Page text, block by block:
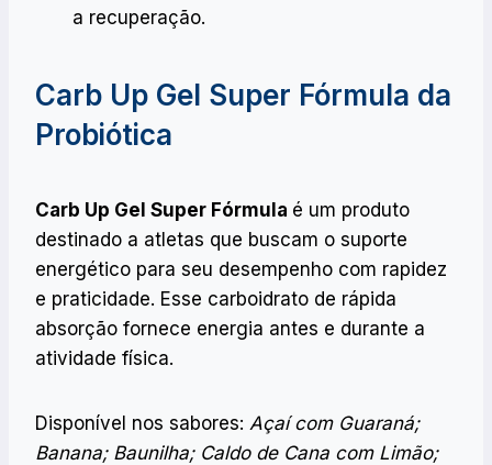
a recuperação.
Carb Up Gel Super Fórmula da
Probiótica
Carb Up Gel Super Fórmula é um produto
destinado a atletas que buscam o suporte
energético para seu desempenho com rapidez
e praticidade. Esse carboidrato de rápida
absorção fornece energia antes e durante a
atividade física.
Disponível nos sabores: Açaí com Guaraná;
Banana; Baunilha; Caldo de Cana com Limão;